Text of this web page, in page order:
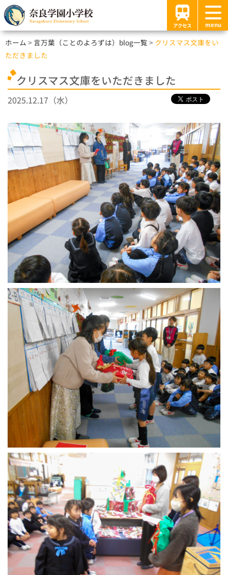
アクセス menu
ホーム 言万葉（ことのよろずは）blog一覧
クリスマス文庫をい
ただきました
クリスマス文庫をいただきました
2025.12.17（水）